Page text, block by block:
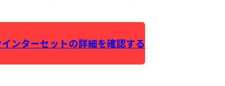
インターセットの詳細を確認する